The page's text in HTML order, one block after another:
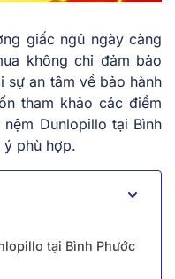
giấc ngủ ngày càng
không chỉ đảm bảo
sự an tâm về bảo hành
tham khảo các điểm
Dunlopillo tại Bình
phù hợp.
tại Bình Phước